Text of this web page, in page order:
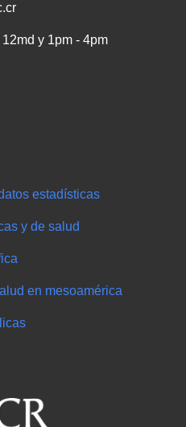
y 1pm - 4pm
estadísticas
y de salud
en mesoamérica